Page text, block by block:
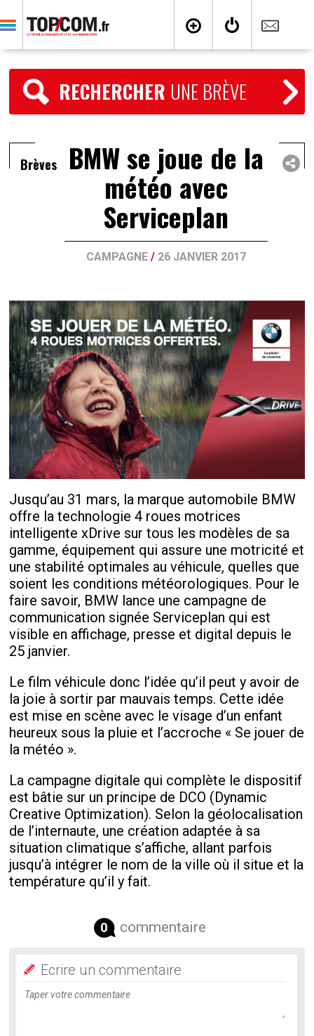
RECHERCHER UNE BRÈVE
Brèves BMW se joue de la
météo avec
Serviceplan
CAMPAGNE/ 26 JANVIER 2017
Jusqu’au 31 mars, la marque automobile BMW
offre la technologie 4 roues motrices
intelligente xDrive sur tous les modèles de sa
gamme, équipement qui assure une motricité et
une stabilité optimales au véhicule, quelles que
soient les conditions météorologiques. Pour le
faire savoir, BMW lance une campagne de
communication signée Serviceplan qui est
visible en affichage, presse et digital depuis le
25 janvier.
Le film véhicule donc l’idée qu’il peut y avoir de
la joie à sortir par mauvais temps. Cette idée
est mise en scène avec le visage d’un enfant
heureux sous la pluie et l’accroche « Se jouer de
la météo ».
La campagne digitale qui complète le dispositif
est bâtie sur un principe de DCO (Dynamic
Creative Optimization). Selon la géolocalisation
de l’internaute, une création adaptée à sa
situation climatique s’affiche, allant parfois
jusqu’à intégrer le nom de la ville où il situe et la
température qu’il y fait.
0 commentaire
Ecrire un commentaire